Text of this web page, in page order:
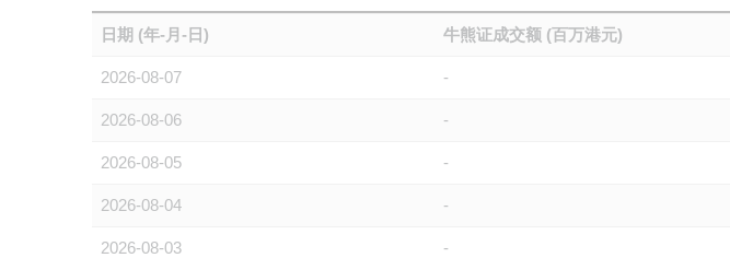
日期 (年-月-日) 牛熊证成交额 (百万港元)
2026-08-07 -
2026-08-06 -
2026-08-05 -
2026-08-04 -
2026-08-03 -